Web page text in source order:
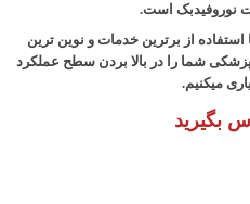
نوروفیدبک است.
استفاده از برترین خدمات و نوین ترین
پزشکی شما را در بالا بردن سطح عملکرد
میکنیم.
بگیرید